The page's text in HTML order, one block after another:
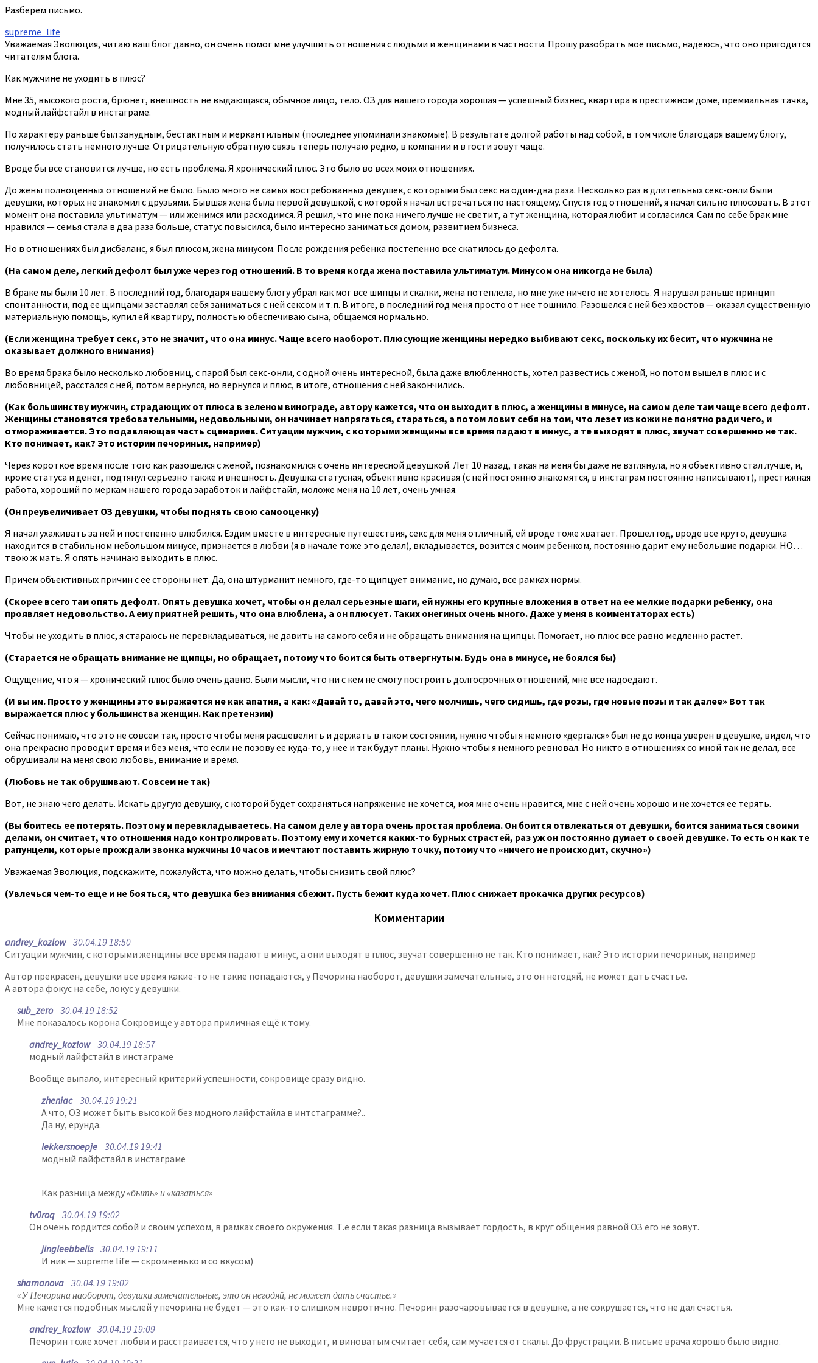
Разберем письмо.
supreme_life
Уважаемая Эволюция, читаю ваш блог давно, он очень помог мне улучшить отношения с людьми и женщинами в частности. Прошу разобрать мое письмо, надеюсь, что оно пригодится
читателям блога.
Как мужчине не уходить в плюс?
Мне 35, высокого роста, брюнет, внешность не выдающаяся, обычное лицо, тело. ОЗ для нашего города хорошая — успешный бизнес, квартира в престижном доме, премиальная тачка,
модный лайфстайл в инстаграме.
По характеру раньше был занудным, бестактным и меркантильным (последнее упоминали знакомые). В результате долгой работы над собой, в том числе благодаря вашему блогу,
получилось стать немного лучше. Отрицательную обратную связь теперь получаю редко, в компании и в гости зовут чаще.
Вроде бы все становится лучше, но есть проблема. Я хронический плюс. Это было во всех моих отношениях.
До жены полноценных отношений не было. Было много не самых востребованных девушек, с которыми был секс на один-два раза. Несколько раз в длительных секс-онли были
девушки, которых не знакомил с друзьями. Бывшая жена была первой девушкой, с которой я начал встречаться по настоящему. Спустя год отношений, я начал сильно плюсовать. В этот
момент она поставила ультиматум — или женимся или расходимся. Я решил, что мне пока ничего лучше не светит, а тут женщина, которая любит и согласился. Сам по себе брак мне
нравился — семья стала в два раза больше, статус повысился, было интересно заниматься домом, развитием бизнеса.
Но в отношениях был дисбаланс, я был плюсом, жена минусом. После рождения ребенка постепенно все скатилось до дефолта.
(На самом деле, легкий дефолт был уже через год отношений. В то время когда жена поставила ультиматум. Минусом она никогда не была)
В браке мы были 10 лет. В последний год, благодаря вашему блогу убрал как мог все шипцы и скалки, жена потеплела, но мне уже ничего не хотелось. Я нарушал раньше принцип
спонтанности, под ее щипцами заставлял себя заниматься с ней сексом и т.п. В итоге, в последний год меня просто от нее тошнило. Разошелся с ней без хвостов — оказал существенную
материальную помощь, купил ей квартиру, полностью обеспечиваю сына, общаемся нормально.
(Если женщина требует секс, это не значит, что она минус. Чаще всего наоборот. Плюсующие женщины нередко выбивают секс, поскольку их бесит, что мужчина не
оказывает должного внимания)
Во время брака было несколько любовниц, с парой был секс-онли, с одной очень интересной, была даже влюбленность, хотел развестись с женой, но потом вышел в плюс и с
любовницей, расстался с ней, потом вернулся, но вернулся и плюс, в итоге, отношения с ней закончились.
(Как большинству мужчин, страдающих от плюса в зеленом винограде, автору кажется, что он выходит в плюс, а женщины в минусе, на самом деле там чаще всего дефолт.
Женщины становятся требовательными, недовольными, он начинает напрягаться, стараться, а потом ловит себя на том, что лезет из кожи не понятно ради чего, и
отмораживается. Это подавляющая часть сценариев. Ситуации мужчин, с которыми женщины все время падают в минус, а те выходят в плюс, звучат совершенно не так.
Кто понимает, как? Это истории печориных, например)
Через короткое время после того как разошелся с женой, познакомился с очень интересной девушкой. Лет 10 назад, такая на меня бы даже не взглянула, но я объективно стал лучше, и,
кроме статуса и денег, подтянул серьезно также и внешность. Девушка статусная, объективно красивая (с ней постоянно знакомятся, в инстаграм постоянно написывают), престижная
работа, хороший по меркам нашего города заработок и лайфстайл, моложе меня на 10 лет, очень умная.
(Он преувеличивает ОЗ девушки, чтобы поднять свою самооценку)
Я начал ухаживать за ней и постепенно влюбился. Ездим вместе в интересные путешествия, секс для меня отличный, ей вроде тоже хватает. Прошел год, вроде все круто, девушка
находится в стабильном небольшом минусе, признается в любви (я в начале тоже это делал), вкладывается, возится с моим ребенком, постоянно дарит ему небольшие подарки. НО…
твою ж мать. Я опять начинаю выходить в плюс.
Причем объективных причин с ее стороны нет. Да, она штурманит немного, где-то щипцует внимание, но думаю, все рамках нормы.
(Скорее всего там опять дефолт. Опять девушка хочет, чтобы он делал серьезные шаги, ей нужны его крупные вложения в ответ на ее мелкие подарки ребенку, она
проявляет недовольство. А ему приятней решить, что она влюблена, а он плюсует. Таких онегиных очень много. Даже у меня в комментаторах есть)
Чтобы не уходить в плюс, я стараюсь не перевкладываться, не давить на самого себя и не обращать внимания на щипцы. Помогает, но плюс все равно медленно растет.
(Старается не обращать внимание не щипцы, но обращает, потому что боится быть отвергнутым. Будь она в минусе, не боялся бы)
Ощущение, что я — хронический плюс было очень давно. Были мысли, что ни с кем не смогу построить долгосрочных отношений, мне все надоедают.
(И вы им. Просто у женщины это выражается не как апатия, а как: «Давай то, давай это, чего молчишь, чего сидишь, где розы, где новые позы и так далее» Вот так
выражается плюс у большинства женщин. Как претензии)
Сейчас понимаю, что это не совсем так, просто чтобы меня расшевелить и держать в таком состоянии, нужно чтобы я немного «дергался» был не до конца уверен в девушке, видел, что
она прекрасно проводит время и без меня, что если не позову ее куда-то, у нее и так будут планы. Нужно чтобы я немного ревновал. Но никто в отношениях со мной так не делал, все
обрушивали на меня свою любовь, внимание и время.
(Любовь не так обрушивают. Совсем не так)
Вот, не знаю чего делать. Искать другую девушку, с которой будет сохраняться напряжение не хочется, моя мне очень нравится, мне с ней очень хорошо и не хочется ее терять.
(Вы боитесь ее потерять. Поэтому и перевкладываетесь. На самом деле у автора очень простая проблема. Он боится отвлекаться от девушки, боится заниматься своими
делами, он считает, что отношения надо контролировать. Поэтому ему и хочется каких-то бурных страстей, раз уж он постоянно думает о своей девушке. То есть он как те
рапунцели, которые прождали звонка мужчины 10 часов и мечтают поставить жирную точку, потому что «ничего не происходит, скучно»)
Уважаемая Эволюция, подскажите, пожалуйста, что можно делать, чтобы снизить свой плюс?
(Увлечься чем-то еще и не бояться, что девушка без внимания сбежит. Пусть бежит куда хочет. Плюс снижает прокачка других ресурсов)
Комментарии
andrey_kozlow30.04.19 18:50
Ситуации мужчин, с которыми женщины все время падают в минус, а они выходят в плюс, звучат совершенно не так. Кто понимает, как? Это истории печориных, например
Автор прекрасен, девушки все время какие-то не такие попадаются, у Печорина наоборот, девушки замечательные, это он негодяй, не может дать счастье.
А автора фокус на себе, локус у девушки.
sub_zero30.04.19 18:52
Мне показалось корона Сокровище у автора приличная ещё к тому.
andrey_kozlow30.04.19 18:57
модный лайфстайл в инстаграме
Вообще выпало, интересный критерий успешности, сокровище сразу видно.
zheniac30.04.19 19:21
А что, ОЗ может быть высокой без модного лайфстайла в интстаграмме?..
Да ну, ерунда.
lekkersnoepje 30.04.19 19:41
модный лайфстайл в инстаграме
Как разница между«быть» и «казаться»
tv0roq 30.04.19 19:02
Он очень гордится собой и своим успехом, в рамках своего окружения. Т.е если такая разница вызывает гордость, в круг общения равной ОЗ его не зовут.
jingleebbells30.04.19 19:11
И ник — supreme life — скромненько и со вкусом)
shamanova 30.04.19 19:02
«У Печорина наоборот, девушки замечательные, это он негодяй, не может дать счастье.»
Мне кажется подобных мыслей у печорина не будет — это как-то слишком невротично. Печорин разочаровывается в девушке, а не сокрушается, что не дал счастья.
andrey_kozlow30.04.19 19:09
Печорин тоже хочет любви и расстраивается, что у него не выходит, и виноватым считает себя, сам мучается от скалы. До фрустрации. В письме врача хорошо было видно.